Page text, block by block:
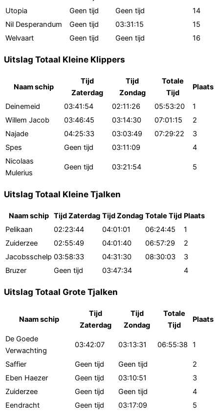
Utopia
Geen tijd Geen tijd
14
Nil Desperandum
Geen tijd 03:31:15
15
Welvaart
Geen tijd Geen tijd 16
Uitslag Totaal Kleine Klippers
Naam schip
Tijd
Zaterdag
Tijd
Zondag
Totale
Tijd
Plaats
Deinemeid 03:41:54 02:11:26 05:53:20
1
Willem Jacob
03:46:45 03:14:30 07:01:15
2
Najade
04:25:33 03:03:49 07:29:22
3
Spes
Geen tijd 03:11:09
4
Nicolaas
Mulerius
Geen tijd 03:21:54 5
Uitslag Totaal Kleine Tjalken
Naam schip Tijd Zaterdag Tijd Zondag Totale Tijd Plaats
Pelikaan
02:23:44 04:01:01 06:24:45
1
Zuiderzee
02:55:49 04:01:40 06:57:29
2
Jacobsschelp 03:58:33 04:31:30 08:30:03
3
Bruzer
Geen tijd 03:47:34 4
Uitslag Totaal Grote Tjalken
Naam schip
Tijd
Zaterdag
Tijd
Zondag
Totale
Tijd
Plaats
De Goede
Verwachting
03:42:07 03:13:31 06:55:38 1
Saffier Geen tijd Geen tijd
2
Eben Haezer
Geen tijd 03:10:51
3
Zuiderzee
Geen tijd Geen tijd
4
Eendracht
Geen tijd 03:17:09 5